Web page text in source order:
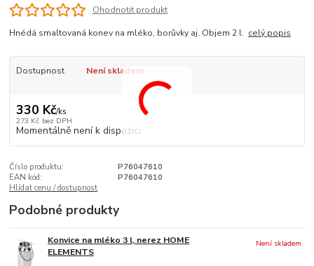
Ohodnotit produkt
Hnédá smaltovaná konev na mléko, borůvky aj. Objem 2 l. celý popis
Dostupnost Není skladem
330 Kč/ks
273 Kč bez DPH
Momentálně není k dispozici
Číslo produktu:
P76047610
EAN kód:
P76047610
Hlídat cenu / dostupnost
Podobné produkty
Konvice na mléko 3 l, nerez HOME
ELEMENTS
Není skladem